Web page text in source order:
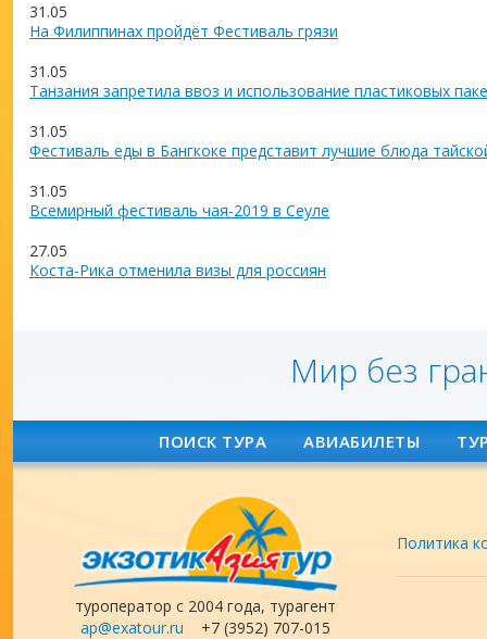
31.05
На Филиппинах пройдёт Фестиваль грязи
31.05
Танзания запретила ввоз и использование пластиковых
31.05
Фестиваль еды в Бангкоке представит лучшие блюда
31.05
Всемирный фестиваль чая-2019 в Сеуле
27.05
Коста-Рика отменила визы для россиян
Мир без
ПОИСК ТУРА АВИАБИЛЕТЫ
туроператор с 2004 года, турагент
ap@exatour.ru +7 (3952) 707-015
Политика